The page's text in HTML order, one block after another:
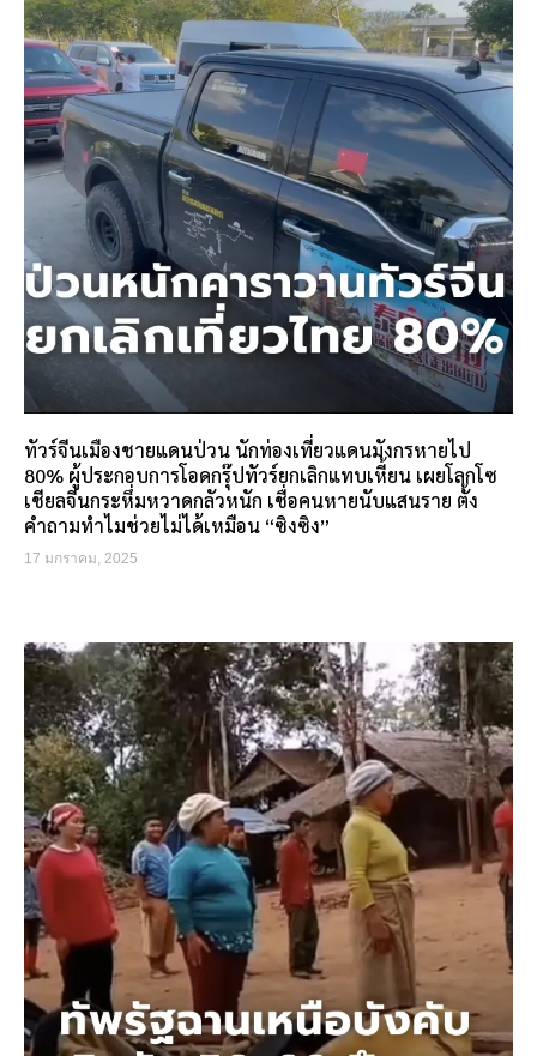
ทัวร์จีนเมืองชายแดนป่วน นักท่องเที่ยวแดนมังกรหายไป
80% ผู้ประกอบการโอดกรุ๊ปทัวร์ยกเลิกแทบเหี้ยน เผยโลกโซ
เชียลจีนกระหึ่มหวาดกลัวหนัก เชื่อคนหายนับแสนราย ตั้ง
คำถามทำไมช่วยไม่ได้เหมือน “ซิงซิง”
17 มกราคม, 2025